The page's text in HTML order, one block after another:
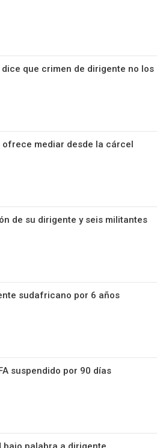
que crimen de dirigente no los
mediar desde la cárcel
de su dirigente y seis militantes
sudafricano por 6 años
suspendido por 90 días